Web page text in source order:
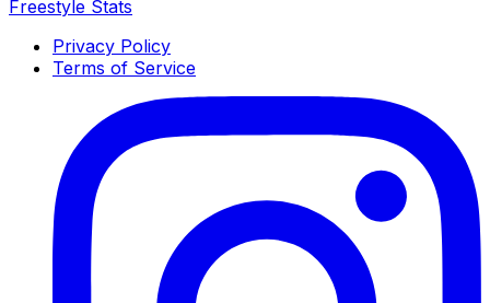
Freestyle Stats
Privacy Policy
Terms of Service